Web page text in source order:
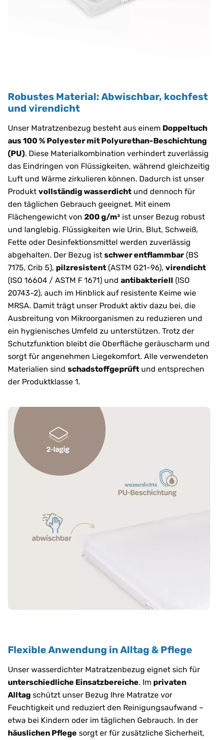
Robustes Material: Abwischbar, kochfest
und virendicht
Unser Matratzenbezug besteht aus einem Doppeltuch
aus 100 % Polyester mit Polyurethan-Beschichtung
(PU). Diese Materialkombination verhindert zuverlässig
das Eindringen von Flüssigkeiten, während gleichzeitig
Luft und Wärme zirkulieren können. Dadurch ist unser
Produkt vollständig wasserdicht und dennoch für
den täglichen Gebrauch geeignet. Mit einem
Flächengewicht von 200 g/m² ist unser Bezug robust
und langlebig. Flüssigkeiten wie Urin, Blut, Schweiß,
Fette oder Desinfektionsmittel werden zuverlässig
abgehalten. Der Bezug ist schwer entflammbar (BS
7175, Crib 5), pilzresistent (ASTM G21-96), virendicht
(ISO 16604 / ASTM F 1671) und antibakteriell (ISO
20743-2), auch im Hinblick auf resistente Keime wie
MRSA. Damit trägt unser Produkt aktiv dazu bei, die
Ausbreitung von Mikroorganismen zu reduzieren und
ein hygienisches Umfeld zu unterstützen. Trotz der
Schutzfunktion bleibt die Oberfläche geräuscharm und
sorgt für angenehmen Liegekomfort. Alle verwendeten
Materialien sind schadstoffgeprüft und entsprechen
der Produktklasse 1.
Flexible Anwendung in Alltag & Pflege
Unser wasserdichter Matratzenbezug eignet sich für
unterschiedliche Einsatzbereiche. Im privaten
Alltag schützt unser Bezug Ihre Matratze vor
Feuchtigkeit und reduziert den Reinigungsaufwand –
etwa bei Kindern oder im täglichen Gebrauch. In der
häuslichen Pflege sorgt er für zusätzliche Sicherheit,